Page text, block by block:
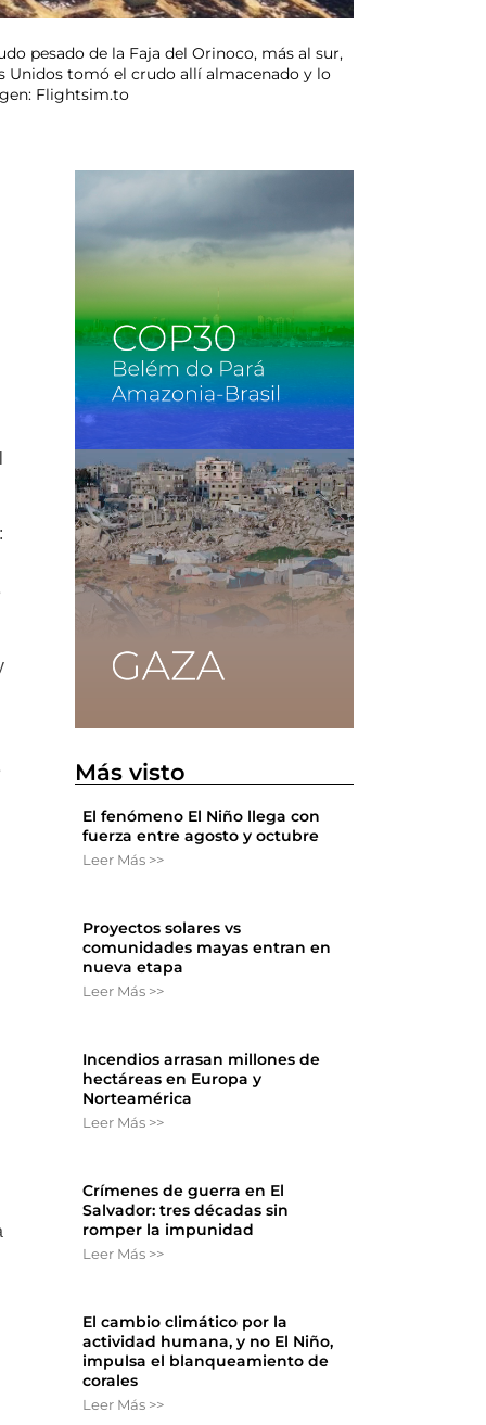
pesado de la Faja del Orinoco, más al sur,
Unidos tomó el crudo allí almacenado y lo
Flightsim.to
Más visto
El fenómeno El Niño llega con
fuerza entre agosto y octubre
Leer Más >>
Proyectos solares vs
comunidades mayas entran en
nueva etapa
Leer Más >>
Incendios arrasan millones de
hectáreas en Europa y
Norteamérica
Leer Más >>
Crímenes de guerra en El
Salvador: tres décadas sin
romper la impunidad
Leer Más >>
El cambio climático por la
actividad humana, y no El Niño,
impulsa el blanqueamiento de
corales
Leer Más >>